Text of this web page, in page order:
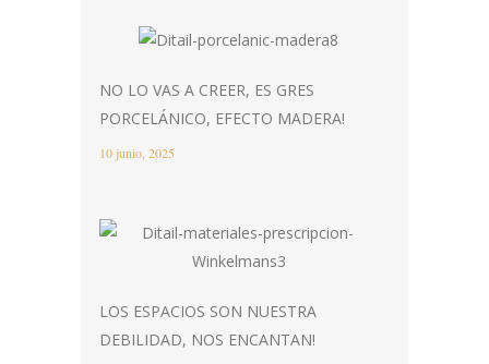
NO LO VAS A CREER, ES GRES
PORCELÁNICO, EFECTO MADERA!
10 junio, 2025
LOS ESPACIOS SON NUESTRA
DEBILIDAD, NOS ENCANTAN!